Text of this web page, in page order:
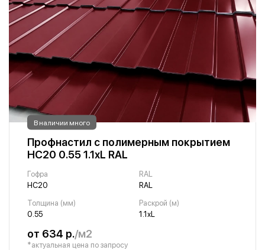
В наличии много
Профнастил с полимерным покрытием
НС20 0.55 1.1хL RAL
Гофра
НС20
RAL
RAL
Толщина (мм)
0.55
Раскрой (м)
1.1хL
от 634 р./м2
*актуальная цена по запросу